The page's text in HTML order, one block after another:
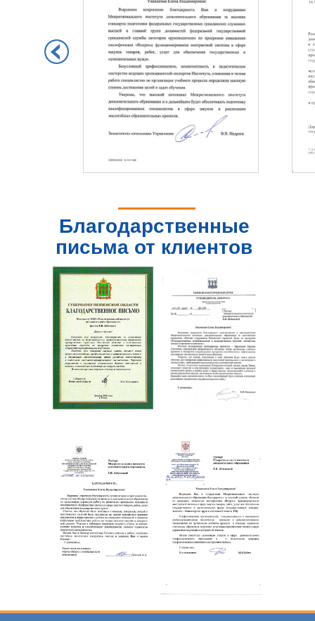
Благодарственные
письма от клиентов